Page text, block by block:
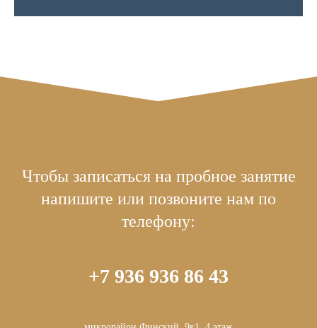
Чтобы записаться на пробное занятие
напишите или позвоните нам по
телефону:
+7 936 936 86 43